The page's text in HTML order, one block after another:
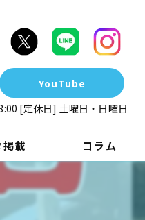
YouTube
[定休日] 土曜日・日曜日
載 コラム